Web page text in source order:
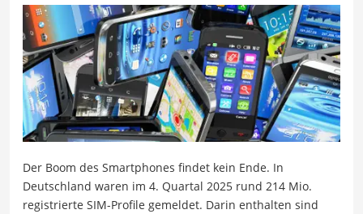
Der Boom des Smartphones findet kein Ende. In
Deutschland waren im 4. Quartal 2025 rund 214 Mio.
registrierte SIM-Profile gemeldet. Darin enthalten sind